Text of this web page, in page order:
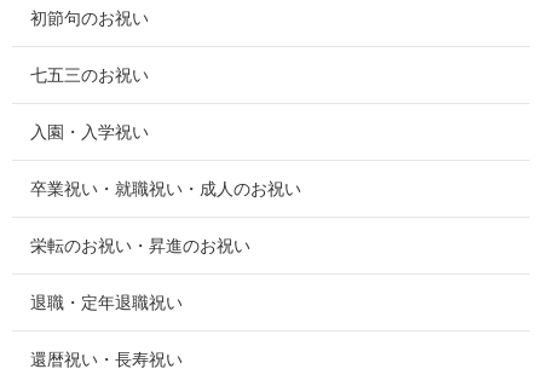
初節句のお祝い
七五三のお祝い
入園・入学祝い
卒業祝い・就職祝い・成人のお祝い
栄転のお祝い・昇進のお祝い
退職・定年退職祝い
還暦祝い・長寿祝い